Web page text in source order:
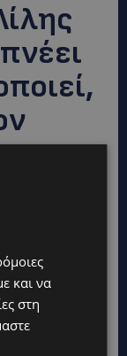
της
σε
και
και να
στη